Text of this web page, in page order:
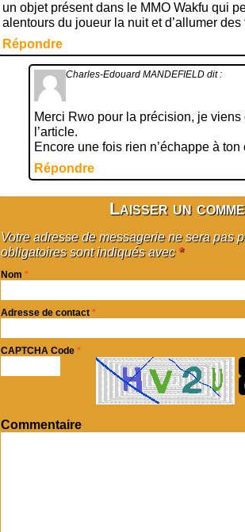
un objet présent dans le MMO Wakfu qui
alentours du joueur la nuit et d’allumer
Répondre
Charles-Edouard MANDEFIELD dit :
Merci Rwo pour la précision, je viens
l’article.
Encore une fois rien n’échappe à
Répondre
Laisser un
Votre adresse de messagerie ne sera pas
obligatoires sont indiqués avec *
Nom *
Adresse de contact *
CAPTCHA Code *
Commentaire